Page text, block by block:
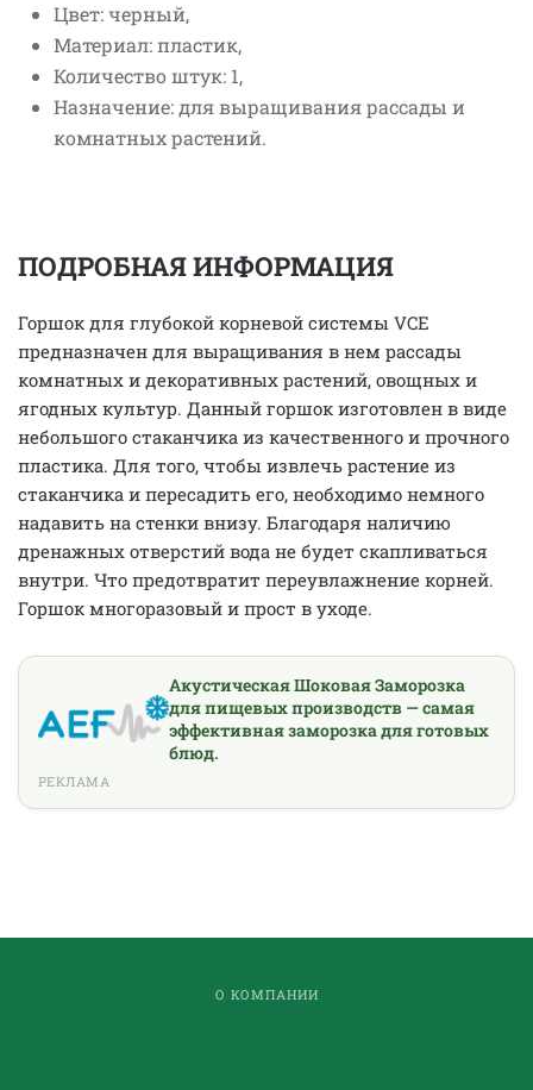
Цвет: черный,
Материал: пластик,
Количество штук: 1,
Назначение: для выращивания рассады и
комнатных растений.
ПОДРОБНАЯ ИНФОРМАЦИЯ
Горшок для глубокой корневой системы VCE
предназначен для выращивания в нем рассады
комнатных и декоративных растений, овощных и
ягодных культур. Данный горшок изготовлен в виде
небольшого стаканчика из качественного и прочного
пластика. Для того, чтобы извлечь растение из
стаканчика и пересадить его, необходимо немного
надавить на стенки внизу. Благодаря наличию
дренажных отверстий вода не будет скапливаться
внутри. Что предотвратит переувлажнение корней.
Горшок многоразовый и прост в уходе.
Акустическая Шоковая Заморозка
для пищевых производств — самая
эффективная заморозка для готовых
блюд.
РЕКЛАМА
О КОМПАНИИ